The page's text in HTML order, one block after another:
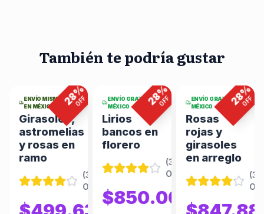
También te podría gustar
viendo
28%
OFF
ENVÍO MISMO DÍA
EN MÉXICO
Girasoles,
astromelias
y rosas en
ramo
(346
Opiniones
2
viendo
28%
OFF
ENVÍO GRATIS EN
MÉXICO
Lirios
bancos en
florero
(346
Opiniones
$850.00
5 viendo
28%
OFF
ENVÍO GRATIS EN
MÉXICO
Rosas
rojas y
girasoles
en arreglo
(